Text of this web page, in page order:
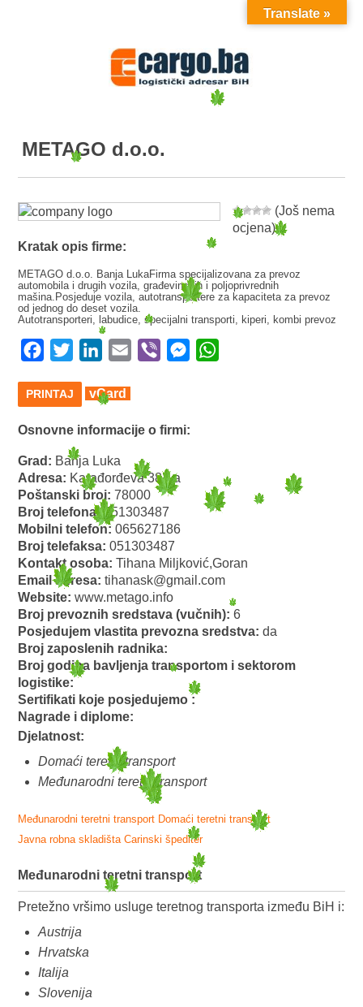
MENU
METAGO d.o.o.
(Još nema
ocjena)
Kratak opis firme:
METAGO d.o.o. Banja LukaFirma specijalizovana za prevoz
automobila i drugih vozila, građevinskih i poljoprivrednih
mašina.Posjeduje vozila, autotransportere za kapaciteta za prevoz
od jednog do deset vozila.
Autotransporteri, labudice, specijalni transporti, kiperi, kombi prevoz
Facebook
Twitter LinkedIn
Email Viber Messenger
PRINTAJ vCard
Osnovne informacije o firmi:
Grad: Banja Luka
Adresa: Karađorđeva 384-a
Poštanski broj:78000
Broj telefona:051303487
Mobilni telefon:065627186
Broj telefaksa:051303487
Kontakt osoba:Tihana Miljković,Goran
Email adresa:tihanask@gmail.com
Website:www.metago.info
Broj prevoznih sredstava (vučnih):6
Posjedujem vlastita prevozna sredstva:da
Broj zaposlenih radnika:
Broj godina bavljenja transportom i sektorom
logistike:
Sertifikati koje posjedujemo :
Nagrade i diplome:
Djelatnost:
Domaći teretni transport
Međunarodni teretni transport
Međunarodni teretni transport Domaći teretni transport
Javna robna skladišta Carinski špediter
Međunarodni teretni transport
Pretežno vršimo usluge teretnog transporta između BiH i:
Austrija
Hrvatska
Italija
Slovenija
Translate »